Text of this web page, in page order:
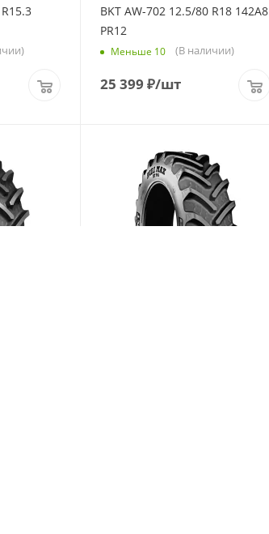
BKT AW-702 12.5/80 R18 142A8
PR12
Меньше 10 (В наличии)
25 399 ₽/шт